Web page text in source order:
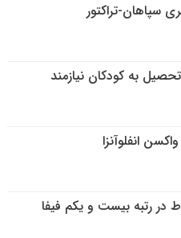
سپاهان-تراکتور
به کودکان نیازمند
انفلوآنزا
در رتبه بیست و یکم فیفا